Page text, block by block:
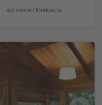
auf meinen Merkzettel